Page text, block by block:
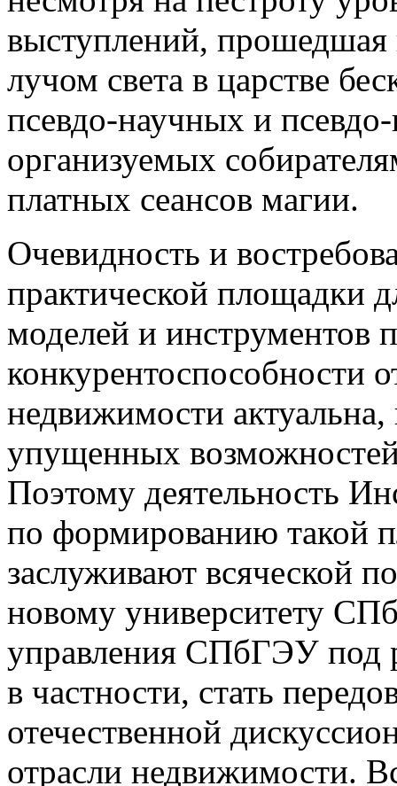
выступлений, прошедшая
лучом света в царстве
псевдо-научных и
организуемых
платных сеансов магии.
Очевидность и
практической площадки
моделей и инструментов
конкурентоспособности
недвижимости актуальна,
упущенных
Поэтому деятельность
по формированию такой
заслуживают всяческой
новому университету
управления СПбГЭУ под
в частности, стать
отечественной
отрасли недвижимости.